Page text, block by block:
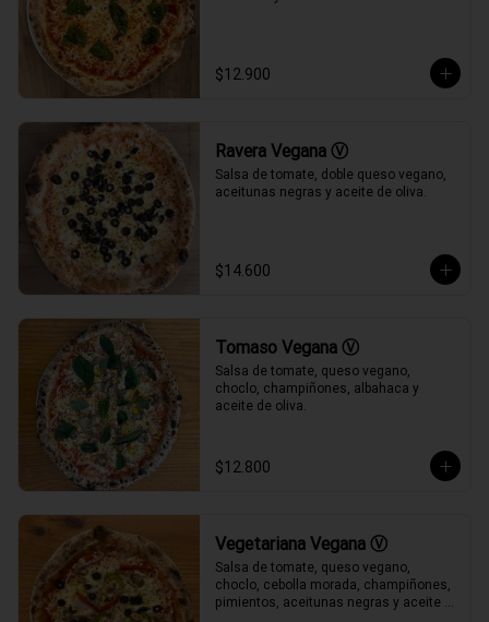
$12.900
Ravera Vegana Ⓥ
Salsa de tomate, doble queso vegano,
aceitunas negras y aceite de oliva.
$14.600
Tomaso Vegana Ⓥ
Salsa de tomate, queso vegano,
choclo, champiñones, albahaca y
aceite de oliva.
$12.800
Vegetariana Vegana Ⓥ
Salsa de tomate, queso vegano,
choclo, cebolla morada, champiñones,
pimientos, aceitunas negras y aceite